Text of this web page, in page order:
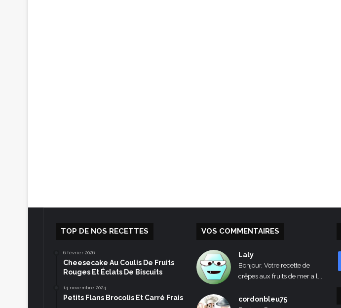
TOP DE NOS RECETTES
6 février 2026
Cheesecake Au Coulis De Fruits
Rouges Et Éclats De Biscuits
14 novembre 2024
Petits Flans Brocolis Et Carré Frais
VOS COMMENTAIRES
Laly
Bonjour, Votre recette de
crêpes aux fruits de mer a l...
cordonbleu75